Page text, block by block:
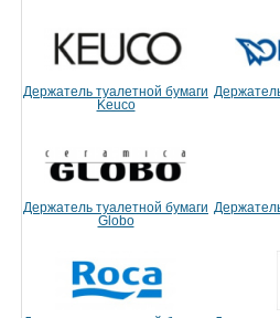
Держатель туалетной бумаги
Keuco
Держатель туалетной бумаги
Globo